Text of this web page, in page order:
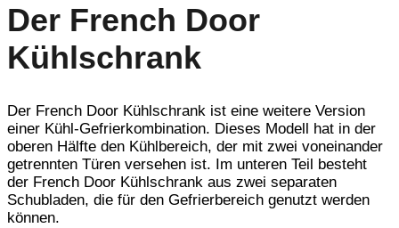
Der French Door
Kühlschrank
Der French Door Kühlschrank ist eine weitere Version
einer Kühl-Gefrierkombination. Dieses Modell hat in der
oberen Hälfte den Kühlbereich, der mit zwei voneinander
getrennten Türen versehen ist. Im unteren Teil besteht
der French Door Kühlschrank aus zwei separaten
Schubladen, die für den Gefrierbereich genutzt werden
können.